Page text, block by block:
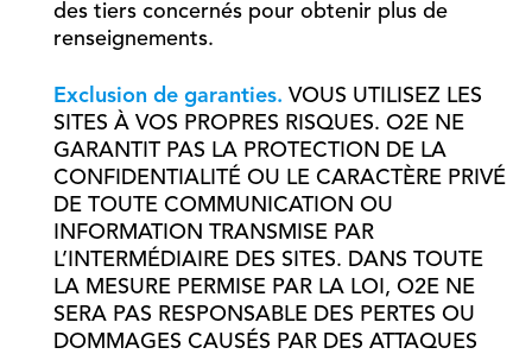
des tiers concernés pour obtenir plus de
renseignements.
Exclusion de garanties. VOUS UTILISEZ LES
SITES À VOS PROPRES RISQUES. O2E NE
GARANTIT PAS LA PROTECTION DE LA
CONFIDENTIALITÉ OU LE CARACTÈRE PRIVÉ
DE TOUTE COMMUNICATION OU
INFORMATION TRANSMISE PAR
L’INTERMÉDIAIRE DES SITES. DANS TOUTE
LA MESURE PERMISE PAR LA LOI, O2E NE
SERA PAS RESPONSABLE DES PERTES OU
DOMMAGES CAUSÉS PAR DES ATTAQUES